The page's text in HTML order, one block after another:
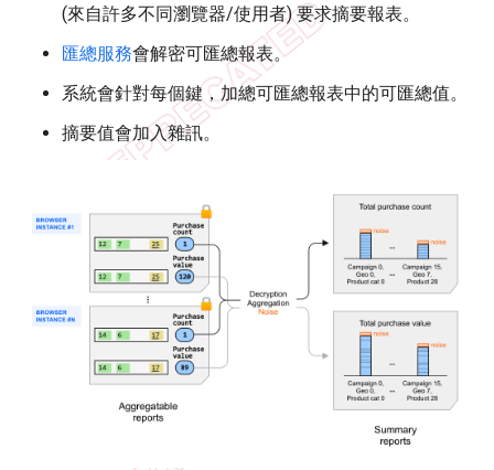
(來自許多不同瀏覽器/使用者) 要求摘要報表。
匯總服務會解密可匯總報表。
系統會針對每個鍵，加總可匯總報表中的可匯總值。
摘要值會加入雜訊。